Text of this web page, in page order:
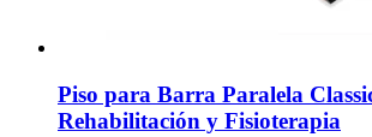
Piso para Barra Paralela
Rehabilitación y Fisioterapia